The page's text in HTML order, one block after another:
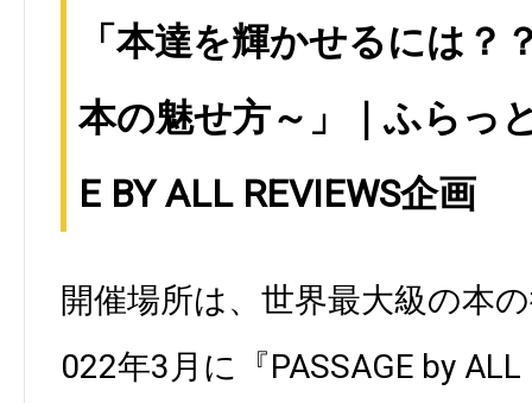
「本達を輝かせるには？
本の魅せ方～」｜ふらっ
E BY ALL REVIEWS企画
開催場所は、世界最大級の本
022年3月に『PASSAGE by